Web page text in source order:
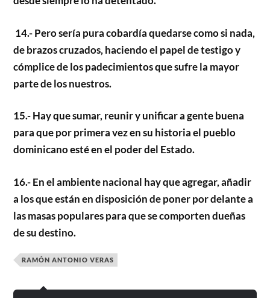
14.- Pero sería pura cobardía quedarse como si nada,
de brazos cruzados, haciendo el papel de testigo y
cómplice de los padecimientos que sufre la mayor
parte de los nuestros.
15.- Hay que sumar, reunir y unificar a gente buena
para que por primera vez en su historia el pueblo
dominicano esté en el poder del Estado.
16.- En el ambiente nacional hay que agregar, añadir
a los que están en disposición de poner por delante a
las masas populares para que se comporten dueñas
de su destino.
RAMÓN ANTONIO VERAS